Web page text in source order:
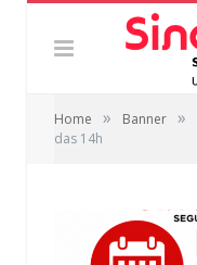
Home » Banner »
das 14h